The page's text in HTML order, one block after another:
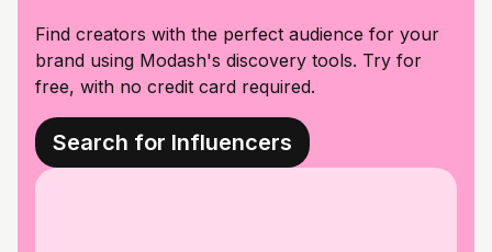
Find creators with the perfect audience for your
brand using Modash's discovery tools. Try for
free, with no credit card required.
Search for Influencers